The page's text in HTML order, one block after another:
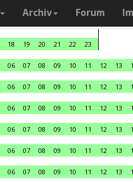
Archiv Forum
18 19 20 21 22
23
06 07 08 09 10 11 12 13
06 07 08 09 10 11 12 13
06 07 08 09 10 11 12 13
06 07 08 09 10 11 12 13
06 07 08 09 10 11 12 13
06 07 08 09 10 11 12 13